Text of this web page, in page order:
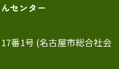
センター
番1号 (名古屋市総合社会